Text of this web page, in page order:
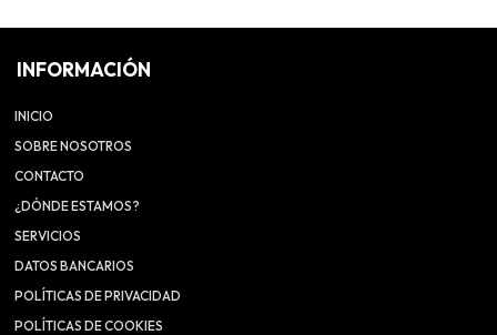
INFORMACIÓN
INICIO
SOBRE NOSOTROS
CONTACTO
¿DÓNDE ESTAMOS?
SERVICIOS
DATOS BANCARIOS
POLÍTICAS DE PRIVACIDAD
POLÍTICAS DE COOKIES